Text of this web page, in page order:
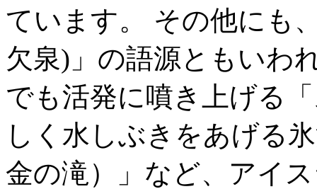
ています。 その他にも
欠泉)」の語源ともいわ
でも活発に噴き上げる
しく水しぶきをあげる
金の滝）」など、アイ